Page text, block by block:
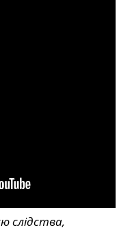
слідства,